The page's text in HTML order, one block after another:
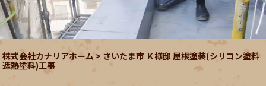
株式会社カナリアホーム> さいたま市 Ｋ様邸 屋根塗装(シリコン塗料
遮熱塗料)工事